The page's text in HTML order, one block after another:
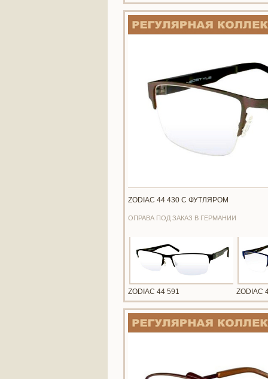
ZODIAC 44 430 С ФУТЛЯРОМ
ОПРАВА ПОД ЗАКАЗ В ГЕРМАНИИ
ZODIAC 44 591 ZODIAC